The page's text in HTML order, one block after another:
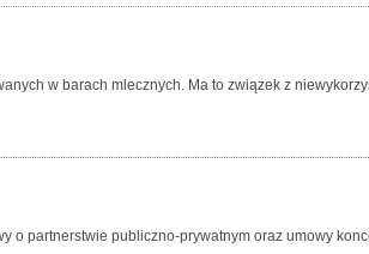
w barach mlecznych. Ma to związek z
partnerstwie publiczno-prywatnym oraz umowy